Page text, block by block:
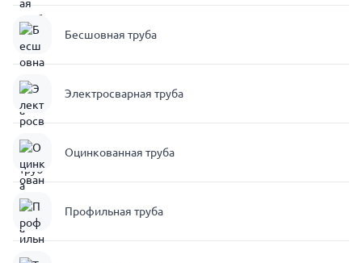
Бесшовная труба
Электросварная труба
Оцинкованная труба
Профильная труба